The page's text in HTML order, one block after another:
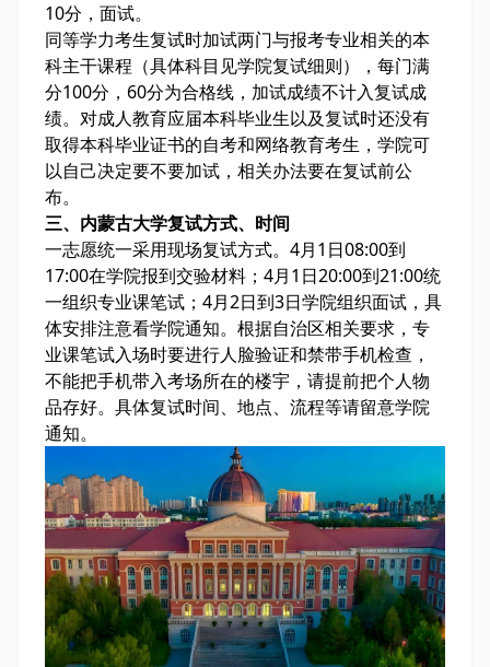
10分，面试。
同等学力考生复试时加试两门与报考专业相关的本
科主干课程（具体科目见学院复试细则），每门满
分100分，60分为合格线，加试成绩不计入复试成
绩。对成人教育应届本科毕业生以及复试时还没有
取得本科毕业证书的自考和网络教育考生，学院可
以自己决定要不要加试，相关办法要在复试前公
布。
三、内蒙古大学复试方式、时间
一志愿统一采用现场复试方式。4月1日08:00到
17:00在学院报到交验材料；4月1日20:00到21:00统
一组织专业课笔试；4月2日到3日学院组织面试，具
体安排注意看学院通知。根据自治区相关要求，专
业课笔试入场时要进行人脸验证和禁带手机检查，
不能把手机带入考场所在的楼宇，请提前把个人物
品存好。具体复试时间、地点、流程等请留意学院
通知。